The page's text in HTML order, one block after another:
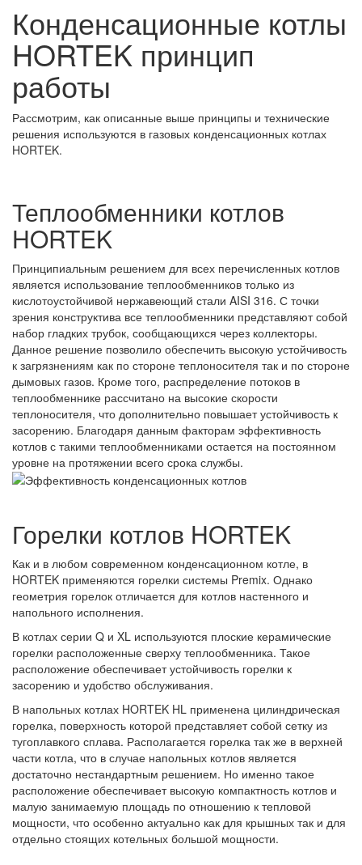
Конденсационные котлы
HORTEK принцип
работы
Рассмотрим, как описанные выше принципы и технические
решения используются в газовых конденсационных котлах
HORTEK.
Теплообменники котлов
HORTEK
Принципиальным решением для всех перечисленных котлов
является использование теплообменников только из
кислотоустойчивой нержавеющий стали AISI 316. С точки
зрения конструктива все теплообменники представляют собой
набор гладких трубок, сообщающихся через коллекторы.
Данное решение позволило обеспечить высокую устойчивость
к загрязнениям как по стороне теплоносителя так и по стороне
дымовых газов. Кроме того, распределение потоков в
теплообменнике рассчитано на высокие скорости
теплоносителя, что дополнительно повышает устойчивость к
засорению. Благодаря данным факторам эффективность
котлов с такими теплообменниками остается на постоянном
уровне на протяжении всего срока службы.
Горелки котлов HORTEK
Как и в любом современном конденсационном котле, в
HORTEK применяются горелки системы Premix. Однако
геометрия горелок отличается для котлов настенного и
напольного исполнения.
В котлах серии Q и XL используются плоские керамические
горелки расположенные сверху теплообменника. Такое
расположение обеспечивает устойчивость горелки к
засорению и удобство обслуживания.
В напольных котлах HORTEK HL применена цилиндрическая
горелка, поверхность которой представляет собой сетку из
тугоплавкого сплава. Располагается горелка так же в верхней
части котла, что в случае напольных котлов является
достаточно нестандартным решением. Но именно такое
расположение обеспечивает высокую компактность котлов и
малую занимаемую площадь по отношению к тепловой
мощности, что особенно актуально как для крышных так и для
отдельно стоящих котельных большой мощности.